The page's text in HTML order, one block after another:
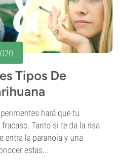
Tipos De
hará que tu
Tanto si te da la risa
entra la paranoia y una
estas...